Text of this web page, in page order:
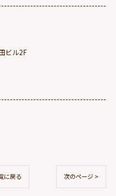
ビル2F
に戻る 次のページ >